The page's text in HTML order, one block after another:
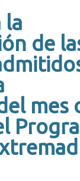
la
de
mes